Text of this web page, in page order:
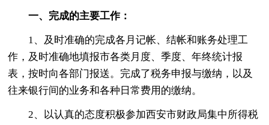
一、完成的主要工作：
1、及时准确的完成各月记帐、结帐和账务处理工
作，及时准确地填报市各类月度、季度、年终统计报
表，按时向各部门报送。完成了税务申报与缴纳，以及
往来银行间的业务和各种日常费用的缴纳。
2、以认真的态度积极参加西安市财政局集中所得税